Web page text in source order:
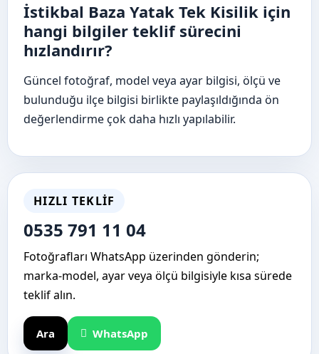
İstikbal Baza Yatak Tek Kisilik için
hangi bilgiler teklif sürecini
hızlandırır?
Güncel fotoğraf, model veya ayar bilgisi, ölçü ve
bulunduğu ilçe bilgisi birlikte paylaşıldığında ön
değerlendirme çok daha hızlı yapılabilir.
HIZLI TEKLIF
0535 791 11 04
Fotoğrafları WhatsApp üzerinden gönderin;
marka-model, ayar veya ölçü bilgisiyle kısa sürede
teklif alın.
Ara WhatsApp